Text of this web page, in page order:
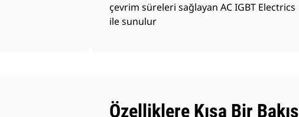
çevrim süreleri sağlayan AC IGBT Electrics
ile sunulur
Özelliklere Kısa Bir Bakış